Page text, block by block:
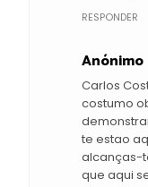
RESPONDER
Anónimo
Carlos
costumo
te estao
alcanças-
que aqui